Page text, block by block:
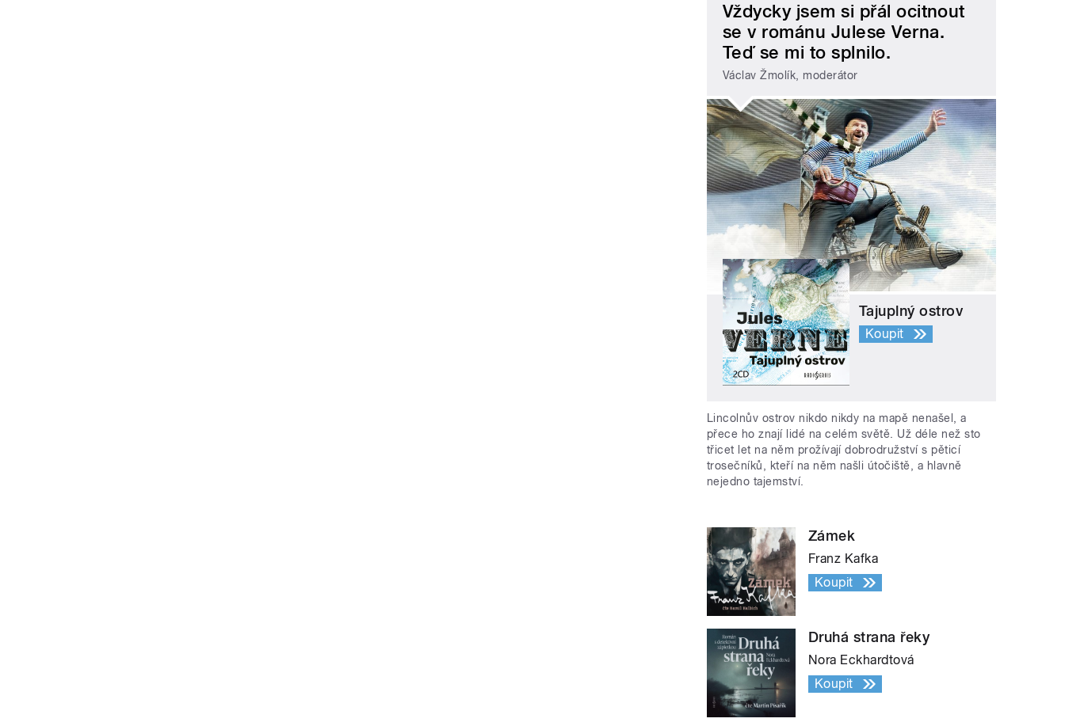
Vždycky jsem si přál ocitnout
se v románu Julese Verna.
Teď se mi to splnilo.
Václav Žmolík, moderátor
Tajuplný ostrov
Koupit
Lincolnův ostrov nikdo nikdy na mapě nenašel, a
přece ho znají lidé na celém světě. Už déle než sto
třicet let na něm prožívají dobrodružství s pěticí
trosečníků, kteří na něm našli útočiště, a hlavně
nejedno tajemství.
Zámek
Franz Kafka
Koupit
Druhá strana řeky
Nora Eckhardtová
Koupit